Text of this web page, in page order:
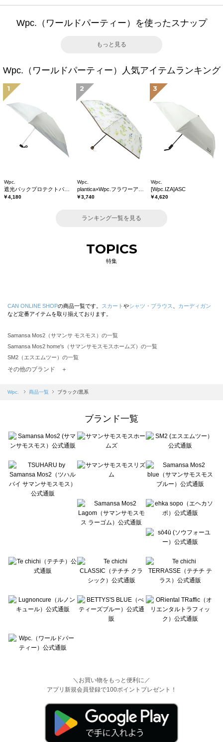
Wpc.（ワールドパーティー）を使ったスナップ
もっと見る
Wpc.（ワールドパーティー）人気アイテムランキング
1
Wpc.
￥4,180
2
Wpc.
￥3,740
3
Wpc.
[Wpc.IZA]ASC
￥4,620
ランキング一覧を見る
TOPICS
特集
CAN ONLINE SHOPの商品一覧です。 スカート やシャツ・ブラウス
カーディガン
など定番アイテムを取り揃えております。
Samansa Mos2（サマンサ モスモス）の一覧
Samansa Mos2 home's（サマンサモスモスホームズ）の一覧
SM2（エスエムツー）の一覧
TSUHARU by Samansa Mos2（ツハルバイサマンサモスモス）の一覧
Samansa Mos2 blue（サマンサモスモス ブルー）の一覧
Te chichi（テチチ）の一覧
Te chichi CLASSIC（テチチ クラシック）の一覧
Lugnoncure（ルノンキュール）の一覧
BETTY'S BLUE（べティーズブルー）の一覧
Wpc.（ワールドパーティー）の一覧
その他のブランド ＋
Wpc. 商品一覧 ブラック/黒系
ブランド一覧
＼お買い物をもっと便利に／
アプリ新規会員登録で100ポイントプレゼント！